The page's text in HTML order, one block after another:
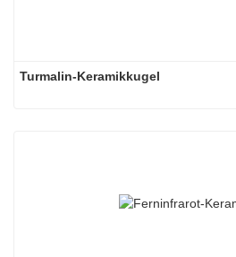
Turmalin-Keramikkugel